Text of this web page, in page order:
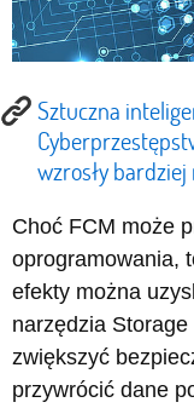
Sztuczna
wzrosły
Choć FCM może
oprogramowania,
efekty można
narzędzia
zwiększyć
przywrócić dane